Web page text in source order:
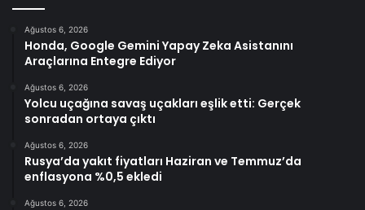
Ağustos 6, 2026
Honda, Google Gemini Yapay Zeka Asistanını
Araçlarına Entegre Ediyor
Ağustos 6, 2026
Yolcu uçağına savaş uçakları eşlik etti: Gerçek
sonradan ortaya çıktı
Ağustos 6, 2026
Rusya’da yakıt fiyatları Haziran ve Temmuz’da
enflasyona %0,5 ekledi
Ağustos 6, 2026